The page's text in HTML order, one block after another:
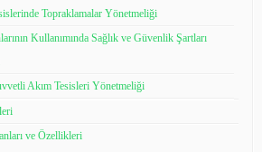
Topraklamalar Yönetmeliği
Kullanımında Sağlık ve Güvenlik Şartları
Akım Tesisleri Yönetmeliği
ve Özellikleri